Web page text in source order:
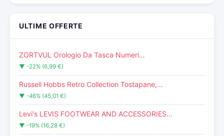
ULTIME OFFERTE
ZORTVUL Orologio Da Tasca Numeri…
▼ -22% (6,99 €)
Russell Hobbs Retro Collection Tostapane,…
▼ -46% (45,01 €)
Levi's LEVIS FOOTWEAR AND ACCESSORIES…
▼ -19% (16,28 €)